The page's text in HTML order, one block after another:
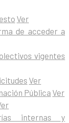
Ver
de acceder a
vigentes
Ver
Pública Ver
internas y